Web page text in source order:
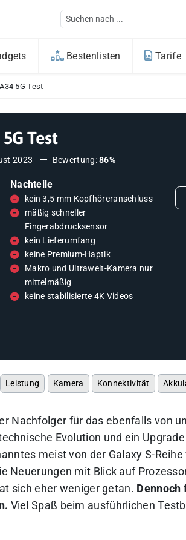
Bestenlisten Tarife
5G Test
Test
2023 Bewertung:86%
Nachteile
kein 3,5 mm Kopfhöreranschluss
mäßig schneller
Fingerabdrucksensor
kein Lieferumfang
keine Premium-Haptik
Makro und Ultraweit-Kamera nur
mittelmäßig
keine stabilisierte 4K Videos
Leistung Kamera Konnektivität
Nachfolger für das ebenfalls von
Evolution und ein
meist von der Galaxy S-
Neuerungen mit Blick auf
sich eher weniger getan. Dennoch
Viel Spaß beim ausführlichen